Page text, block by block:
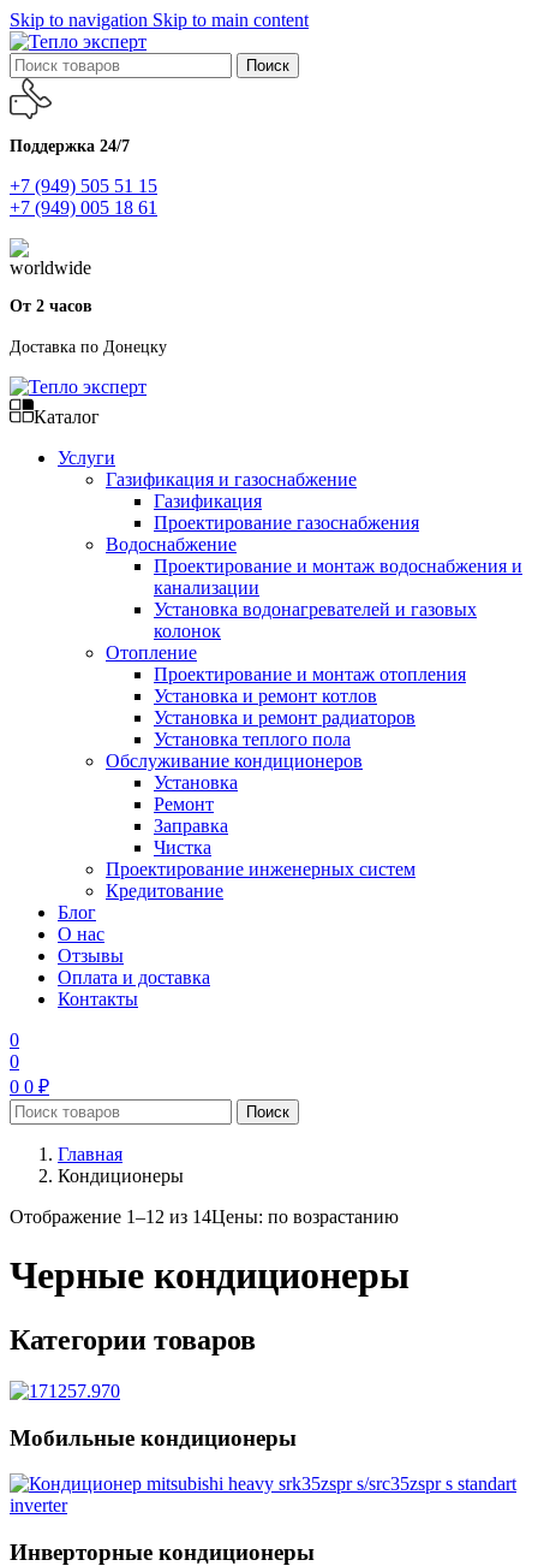
Skip to navigation Skip to main content
Поиск
Поддержка 24/7
+7 (949) 505 51 15
+7 (949) 005 18 61
От 2 часов
Доставка по Донецку
Каталог
Услуги
Газификация и газоснабжение
Газификация
Проектирование газоснабжения
Водоснабжение
Проектирование и монтаж водоснабжения и
канализации
Установка водонагревателей и газовых
колонок
Отопление
Проектирование и монтаж отопления
Установка и ремонт котлов
Установка и ремонт радиаторов
Установка теплого пола
Обслуживание кондиционеров
Установка
Ремонт
Заправка
Чистка
Проектирование инженерных систем
Кредитование
Блог
О нас
Отзывы
Оплата и доставка
Контакты
0
0
0 0 ₽
Поиск
Главная
Кондиционеры
Отображение 1–12 из 14Цены: по возрастанию
Черные кондиционеры
Категории товаров
Мобильные кондиционеры
Инверторные кондиционеры